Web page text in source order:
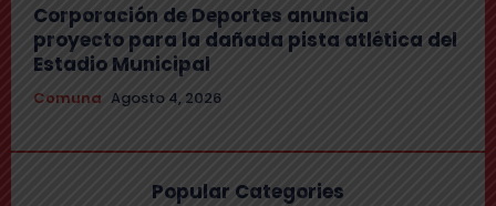
Corporación de Deportes anuncia
proyecto para la dañada pista atlética del
Estadio Municipal
Comuna Agosto 4, 2026
Popular Categories